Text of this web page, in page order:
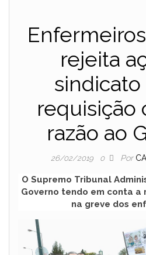
rejeita
requisição
razão ao
26/02/2019 0 Por
O Supremo Tribunal
Governo tendo em conta a
na greve dos